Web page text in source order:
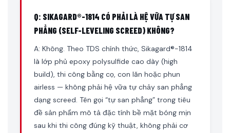
Q: SIKAGARD®-1814 CÓ PHẢI LÀ HỆ VỮA TỰ SAN
PHẲNG (SELF-LEVELING SCREED) KHÔNG?
A: Không. Theo TDS chính thức, Sikagard®-1814
là lớp phủ epoxy polysulfide cao dày (high
build), thi công bằng cọ, con lăn hoặc phun
airless — không phải hệ vữa tự chảy san phẳng
dạng screed. Tên gọi “tự san phẳng” trong tiêu
đề sản phẩm mô tả đặc tính bề mặt bóng mịn
sau khi thi công đúng kỹ thuật, không phải cơ